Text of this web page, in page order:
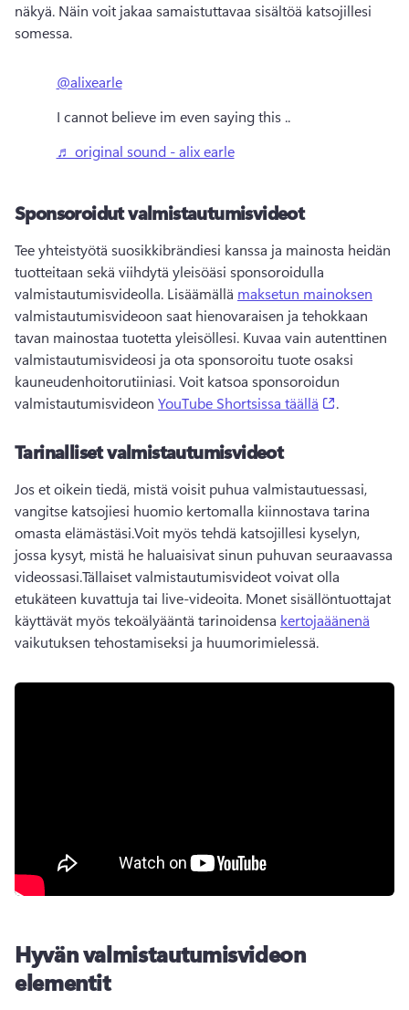
näkyä. Näin voit jakaa samaistuttavaa sisältöä katsojillesi
somessa.
@alixearle
I cannot believe im even saying this ..
♬ original sound - alix earle
Sponsoroidut valmistautumisvideot
Tee yhteistyötä suosikkibrändiesi kanssa ja mainosta heidän
tuotteitaan sekä viihdytä yleisöäsi sponsoroidulla
valmistautumisvideolla. Lisäämällä maksetun mainoksen
valmistautumisvideoon saat hienovaraisen ja tehokkaan
tavan mainostaa tuotetta yleisöllesi. Kuvaa vain autenttinen
valmistautumisvideosi ja ota sponsoroitu tuote osaksi
kauneudenhoitorutiiniasi. Voit katsoa sponsoroidun
valmistautumisvideon YouTube Shortsissa täällä .
Tarinalliset valmistautumisvideot
Jos et oikein tiedä, mistä voisit puhua valmistautuessasi,
vangitse katsojiesi huomio kertomalla kiinnostava tarina
omasta elämästäsi.Voit myös tehdä katsojillesi kyselyn,
jossa kysyt, mistä he haluaisivat sinun puhuvan seuraavassa
videossasi.Tällaiset valmistautumisvideot voivat olla
etukäteen kuvattuja tai live-videoita. Monet sisällöntuottajat
käyttävät myös tekoälyääntä tarinoidensa kertojaäänenä
vaikutuksen tehostamiseksi ja huumorimielessä.
Hyvän valmistautumisvideon
elementit